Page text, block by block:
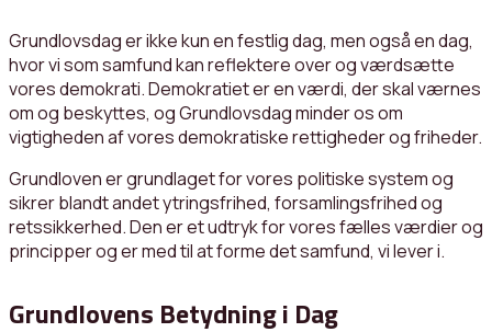
Grundlovsdag er ikke kun en festlig dag, men også en dag,
hvor vi som samfund kan reflektere over og værdsætte
vores demokrati. Demokratiet er en værdi, der skal værnes
om og beskyttes, og Grundlovsdag minder os om
vigtigheden af vores demokratiske rettigheder og friheder.
Grundloven er grundlaget for vores politiske system og
sikrer blandt andet ytringsfrihed, forsamlingsfrihed og
retssikkerhed. Den er et udtryk for vores fælles værdier og
principper og er med til at forme det samfund, vi lever i.
Grundlovens Betydning i Dag